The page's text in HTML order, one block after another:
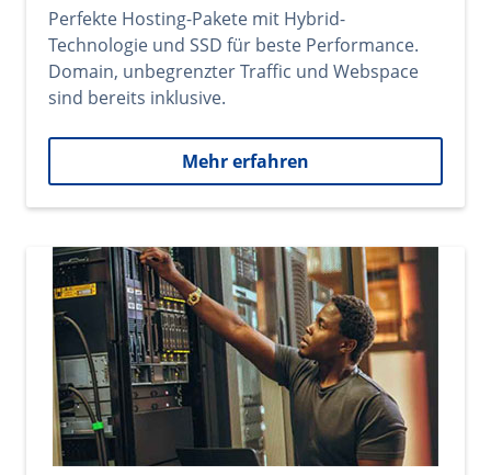
Perfekte Hosting-Pakete mit Hybrid-
Technologie und SSD für beste Performance.
Domain, unbegrenzter Traffic und Webspace
sind bereits inklusive.
Mehr erfahren